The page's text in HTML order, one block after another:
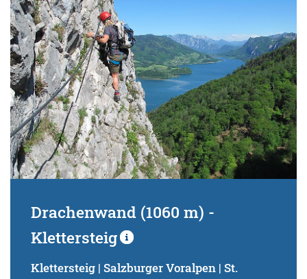
Drachenwand (1060 m) -
Klettersteig
Klettersteig | Salzburger Voralpen | St.